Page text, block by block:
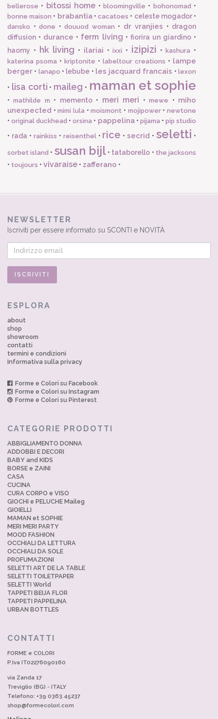
bellerose • bitossi home • bloomingville • bohonomad •
bonne maison • brabantia•cacatoes • celeste mogador•
dansko • done • douuod woman • dr vranjies • dragon
diffusion • durance • ferm living • fiorira un giardino•
haomy • hk living • ilariai •ixxi • izipizi •kashura •
katerina psoma • kriptonite • labeltour creations • lampe
berger • lanapo • lebube • les jacquard francais •lexon
• lisa corti • maileg • maman et sophie
•mathilde m • memento• meri meri •mewe • miho
unexpected •mimi lula •moismont • mojipower•newtone
•original duckhead •orsina • pappelina• pijama • pip studio
• rada • rainkiss • reisenthel• rice •secrid •seletti •
sorbet island • susan bijl• tataborello • the jacksons
• toujours • vivaraise • zafferano •
NEWSLETTER
Iscriviti per essere informato su SCONTI e NOVITÀ
ESPLORA
about
shop
showroom
contatti
termini e condizioni
Informativa sulla privacy
Forme e Colori su Facebook
Forme e Colori su Instagram
Forme e Colori su Pinterest
CATEGORIE PRODOTTI
ABBIGLIAMENTO DONNA
ADDOBBI E DECORI
BABY and KIDS
BORSE e ZAINI
CASA
CUCINA
CURA CORPO e VISO
GIOCHI e PELUCHE Maileg
GIOIELLI
MAMAN et SOPHIE
MERI MERI PARTY
MOOD FASHION
OCCHIALI DA LETTURA
OCCHIALI DA SOLE
PROFUMAZIONI
SELETTI ART DE LA TABLE
SELETTI TOILETPAPER
SELETTI World
TAPPETI BEIJA FLOR
TAPPETI PAPPELINA
URBAN BOTTLES
CONTATTI
FORME e COLORI
P.Iva IT02276090160
via Zanda 17
Treviglio (BG) - ITALY
Telefono: +39 0363.45237
shop@formecolori.com